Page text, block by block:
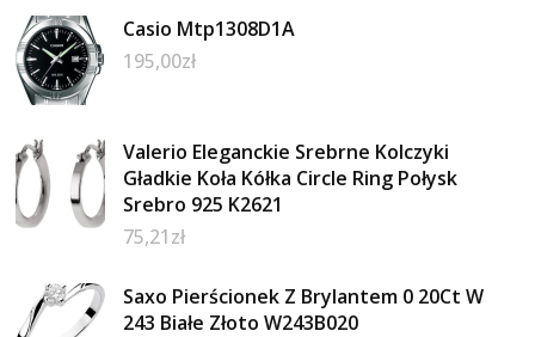
Casio Mtp1308D1A
195,00zł
Valerio Eleganckie Srebrne Kolczyki
Gładkie Koła Kółka Circle Ring Połysk
Srebro 925 K2621
75,21zł
Saxo Pierścionek Z Brylantem 0 20Ct W
243 Białe Złoto W243B020